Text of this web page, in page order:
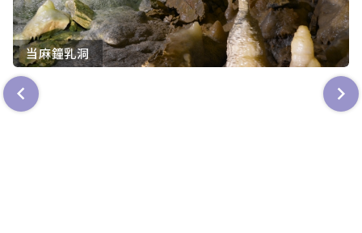
当麻鐘乳洞